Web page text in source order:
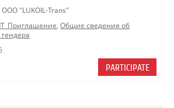
OOO "LUKOIL-Trans"
, Общие сведения об
PARTICIPATE